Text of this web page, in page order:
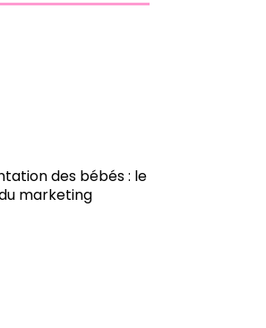
des bébés : le
marketing